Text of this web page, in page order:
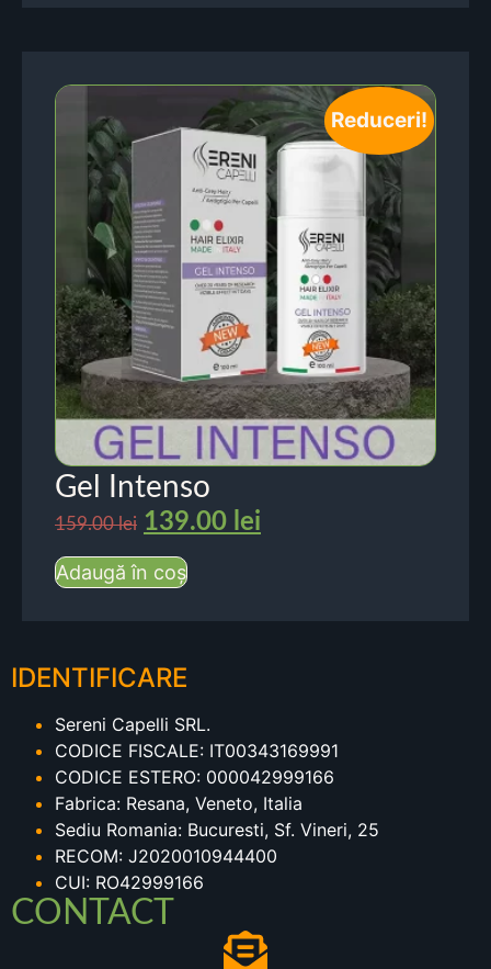
Reduceri!
Gel Intenso
159.00lei 139.00 lei
Adaugă în coș
IDENTIFICARE
Sereni Capelli SRL.
CODICE FISCALE: IT00343169991
CODICE ESTERO: 000042999166
Fabrica: Resana, Veneto, Italia
Sediu Romania: Bucuresti, Sf. Vineri, 25
RECOM: J2020010944400
CUI: RO42999166
CONTACT